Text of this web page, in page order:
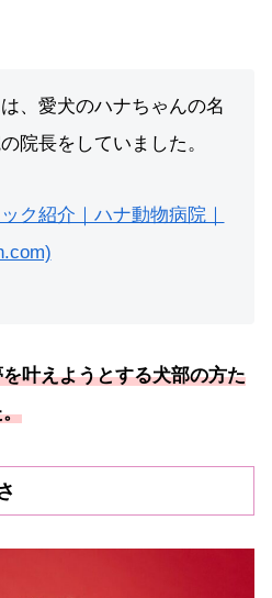
、愛犬のハナちゃんの名
院長をしていました。
ク紹介｜ハナ動物病院｜
叶えようとする犬部の方た